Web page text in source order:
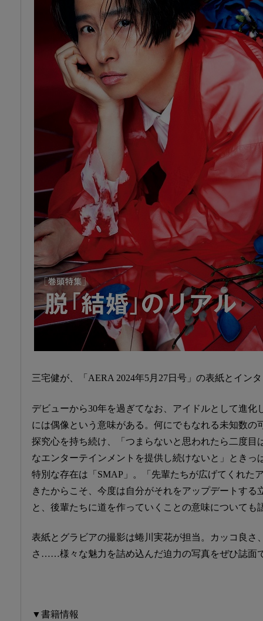
三宅健が、「AERA 2024年5月27日号」の表紙とイン
デビューから30年を過ぎてなお、アイドルとして進化
には偶像という意味がある。何にでもなれる未知数の
探究心を持ち続け、「つまらないと思われたら二度目
なエンターテインメントを提供し続けないと」ときっ
特別な存在は「SMAP」。「先輩たちが広げてくれた
きたからこそ、今度は自分がそれをアップデートする
と、後輩たちに道を作っていくことの意味についても
表紙とグラビアの撮影は蜷川実花が担当。カッコ良さ
さ……様々な魅力を詰め込んだ迫力の写真をぜひ誌面
▼書籍情報